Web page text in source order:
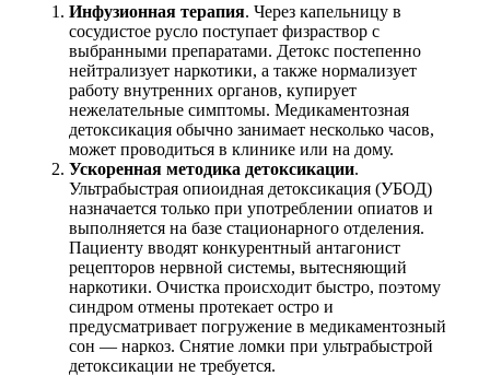
Инфузионная терапия. Через капельницу в
сосудистое русло поступает физраствор с
выбранными препаратами. Детокс постепенно
нейтрализует наркотики, а также нормализует
работу внутренних органов, купирует
нежелательные симптомы. Медикаментозная
детоксикация обычно занимает несколько часов,
может проводиться в клинике или на дому.
Ускоренная методика детоксикации.
Ультрабыстрая опиоидная детоксикация (УБОД)
назначается только при употреблении опиатов и
выполняется на базе стационарного отделения.
Пациенту вводят конкурентный антагонист
рецепторов нервной системы, вытесняющий
наркотики. Очистка происходит быстро, поэтому
синдром отмены протекает остро и
предусматривает погружение в медикаментозный
сон — наркоз. Снятие ломки при ультрабыстрой
детоксикации не требуется.